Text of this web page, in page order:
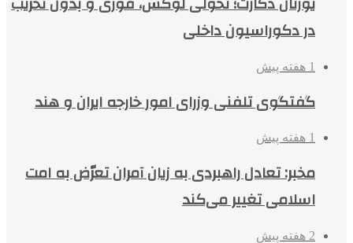
در دکوراسیون داخلی
1 هفته پیش
گفتگوی تلفنی وزرای امور خارجه ایران و هند
1 هفته پیش
مخبر: تعادل راهبردی به زیان آمران تعرّض به امت
اسلامی تغییر می‌کند
2 هفته پیش